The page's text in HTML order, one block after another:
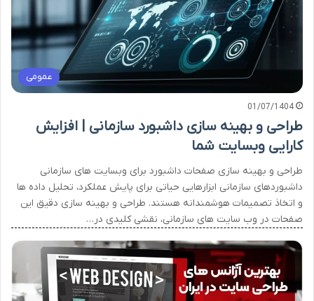
عمومی
01/07/1404
طراحی و بهینه سازی داشبورد سازمانی | افزایش
کارایی وبسایت شما
طراحی و بهینه سازی صفحات داشبورد برای وبسایت های سازمانی
داشبوردهای سازمانی ابزارهایی حیاتی برای پایش عملکرد، تحلیل داده ها
و اتخاذ تصمیمات هوشمندانه هستند. طراحی و بهینه سازی دقیق این
صفحات در وب سایت های سازمانی، نقشی کلیدی در…